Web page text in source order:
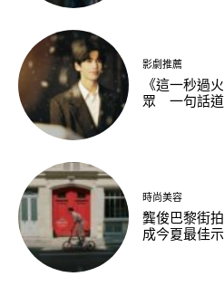
影劇推薦
《這一秒過
眾 一句話道
時尚美容
龔俊巴黎街
成今夏最佳